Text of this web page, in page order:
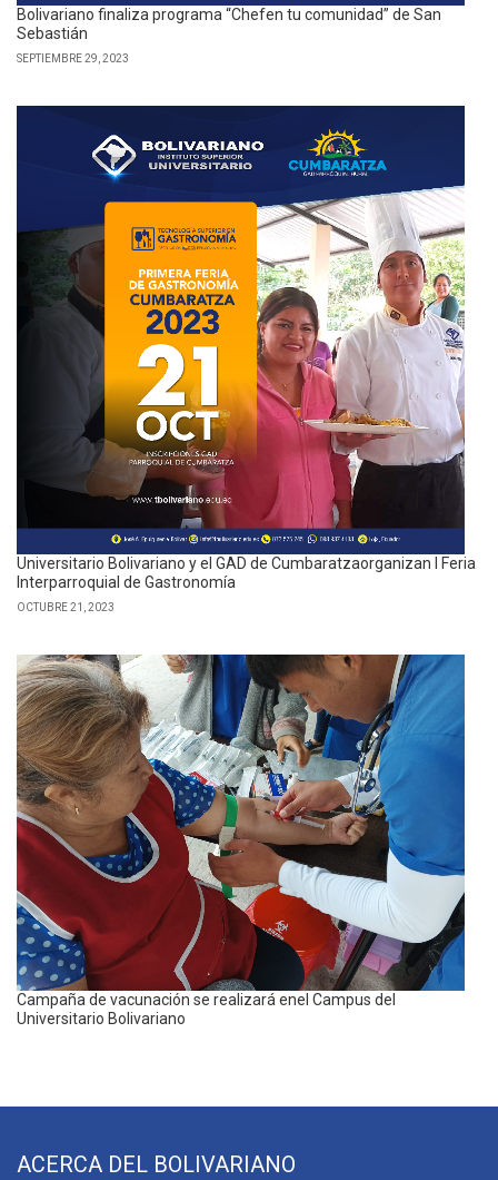
Bolivariano finaliza programa “Chefen tu comunidad” de San
Sebastián
SEPTIEMBRE 29, 2023
Universitario Bolivariano y el GAD de Cumbaratzaorganizan I Feria
Interparroquial de Gastronomía
OCTUBRE 21, 2023
Campaña de vacunación se realizará enel Campus del
Universitario Bolivariano
ACERCA DEL BOLIVARIANO